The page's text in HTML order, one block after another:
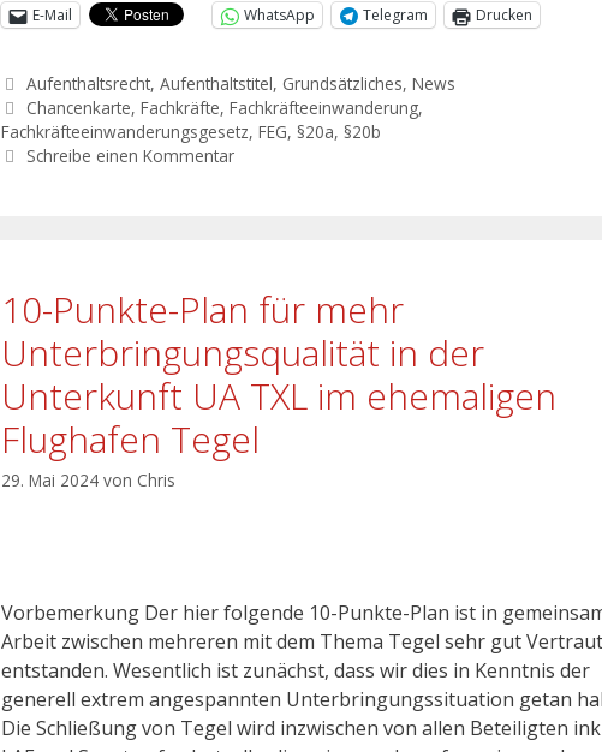
E-Mail
WhatsApp Telegram Drucken
Aufenthaltsrecht,Aufenthaltstitel, Grundsätzliches,News
Chancenkarte,Fachkräfte,Fachkräfteeinwanderung,
Fachkräfteeinwanderungsgesetz, FEG, §20a, §20b
Schreibe einen Kommentar
10-Punkte-Plan für mehr
Unterbringungsqualität in der
Unterkunft UA TXL im ehemaligen
Flughafen Tegel
29. Mai 2024 von Chris
Vorbemerkung Der hier folgende 10-Punkte-Plan ist in
Arbeit zwischen mehreren mit dem Thema Tegel sehr gut
entstanden. Wesentlich ist zunächst, dass wir dies in Kenntnis der
generell extrem angespannten Unterbringungssituation getan
Die Schließung von Tegel wird inzwischen von allen Beteiligten